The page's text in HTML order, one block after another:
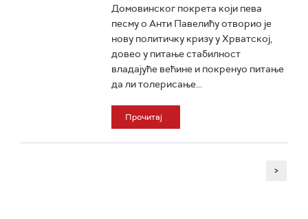
Домовинског покрета који пева
песму о Анти Павелићу отворио је
нову политичку кризу у Хрватској,
довео у питање стабилност
владајуће већине и покренуо питање
да ли толерисање...
Прочитај
>